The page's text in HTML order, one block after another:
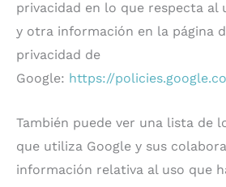
privacidad en lo que respecta al
y otra información en la página
privacidad de
Google: https://
También puede ver una lista de
que utiliza Google y sus
información relativa al uso que